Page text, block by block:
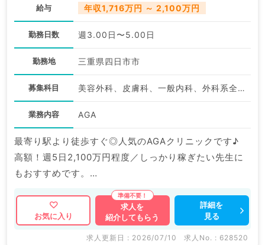
給与 年収1,716万円 ～ 2,100万円
勤務日数 週3.00日〜5.00日
勤務地 三重県四日市市
募集科目 美容外科、皮膚科、一般内科、外科系全般、一般外科、美容皮膚科、科目不問
業務内容 AGA
最寄り駅より徒歩すぐ◎人気のAGAクリニックです♪
高額！週5日2,100万円程度／しっかり稼ぎたい先生に
もおすすめです。
マイナビDOCTORでは病院やクリニックなどの医療機
関求人はもちろんのこと、
掲載情報以外にも産業医等の企業系求人も多数扱ってい
お気に入り
求人を
紹介してもらう
詳細を
見る
求人更新日 : 2026/07/10 求人No. : 628520